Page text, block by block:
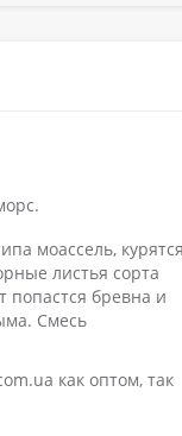
моассель, курятся
листья сорта
попастся бревна и
Смесь
как оптом, так